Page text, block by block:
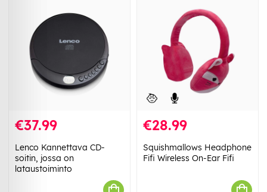
€37.99
Lenco Kannettava CD-
soitin, jossa on
lataustoiminto
€28.99
Squishmallows Headphone
Fifi Wireless On-Ear Fifi